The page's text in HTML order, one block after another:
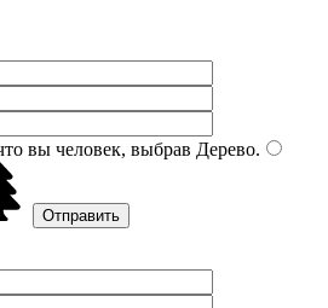
вы человек, выбрав Дерево.